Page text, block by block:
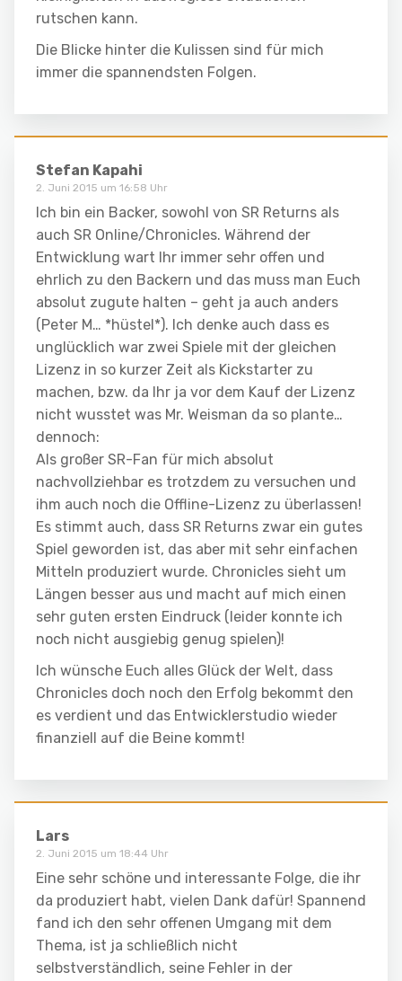
rutschen kann.
Die Blicke hinter die Kulissen sind für mich
immer die spannendsten Folgen.
Stefan Kapahi
2. Juni 2015 um 16:58 Uhr
Ich bin ein Backer, sowohl von SR Returns als
auch SR Online/Chronicles. Während der
Entwicklung wart Ihr immer sehr offen und
ehrlich zu den Backern und das muss man Euch
absolut zugute halten – geht ja auch anders
(Peter M… *hüstel*). Ich denke auch dass es
unglücklich war zwei Spiele mit der gleichen
Lizenz in so kurzer Zeit als Kickstarter zu
machen, bzw. da Ihr ja vor dem Kauf der Lizenz
nicht wusstet was Mr. Weisman da so plante…
dennoch:
Als großer SR-Fan für mich absolut
nachvollziehbar es trotzdem zu versuchen und
ihm auch noch die Offline-Lizenz zu überlassen!
Es stimmt auch, dass SR Returns zwar ein gutes
Spiel geworden ist, das aber mit sehr einfachen
Mitteln produziert wurde. Chronicles sieht um
Längen besser aus und macht auf mich einen
sehr guten ersten Eindruck (leider konnte ich
noch nicht ausgiebig genug spielen)!
Ich wünsche Euch alles Glück der Welt, dass
Chronicles doch noch den Erfolg bekommt den
es verdient und das Entwicklerstudio wieder
finanziell auf die Beine kommt!
Lars
2. Juni 2015 um 18:44 Uhr
Eine sehr schöne und interessante Folge, die ihr
da produziert habt, vielen Dank dafür! Spannend
fand ich den sehr offenen Umgang mit dem
Thema, ist ja schließlich nicht
selbstverständlich, seine Fehler in der